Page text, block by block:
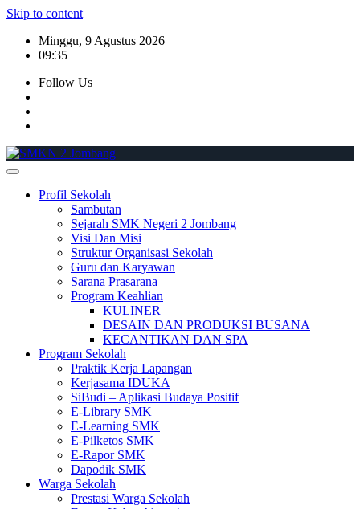
Skip to content
Minggu, 9 Agustus 2026
09:35
Follow Us
Profil Sekolah
Sambutan
Sejarah SMK Negeri 2 Jombang
Visi Dan Misi
Struktur Organisasi Sekolah
Guru dan Karyawan
Sarana Prasarana
Program Keahlian
KULINER
DESAIN DAN PRODUKSI BUSANA
KECANTIKAN DAN SPA
Program Sekolah
Praktik Kerja Lapangan
Kerjasama IDUKA
SiBudi – Aplikasi Budaya Positif
E-Library SMK
E-Learning SMK
E-Pilketos SMK
E-Rapor SMK
Dapodik SMK
Warga Sekolah
Prestasi Warga Sekolah